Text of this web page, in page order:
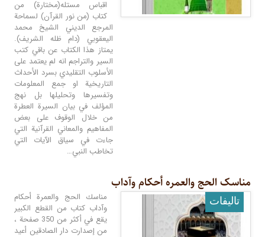
اقباس مستله(مختارة) من
كتاب (من نور القرآن) لسماحة
المرجع الديني الشيخ محمد
اليعقوبي (دام ظله الشريف).
يمتاز هذا الكتاب عن باقي كتب
السير والتراجم انه لم يعتمد على
الأسلوب التقليدي بسرد الأحداث
التاريخية او جمع المعلومات
وتفسيرها وتحليلها بل نهج
المؤلف في بيان السيرة العطرة
من خلال الوقوف على بعض
المفاهيم والمعاني القرآنية التي
جاءت في سياق الآيات التي
تخاطب النبي…
مناسک الحج والعمره أحکام وآداب
تالیفات
مناسك الحج والعمرة أحكام
وآداب كتاب من القطع الكبير
يقع في أكثر من 350 صفحة ،
من إصدارت دار الصادقين أعيد